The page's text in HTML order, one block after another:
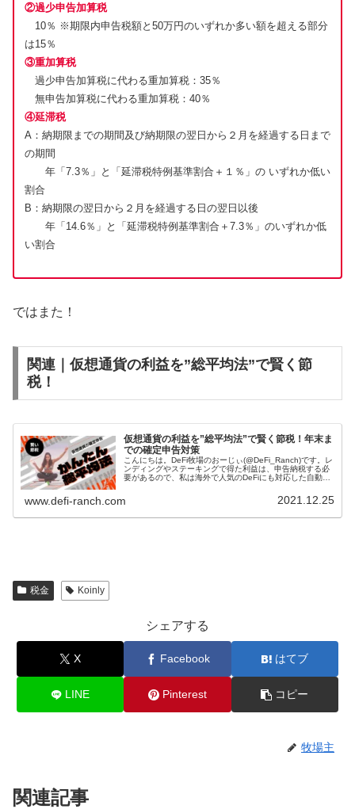
②過少申告加算税
10％ ※期限内申告税額と50万円のいずれか多い額を超える部分
は15％
③重加算税
過少申告加算税に代わる重加算税：35％
無申告加算税に代わる重加算税：40％
④延滞税
A：納期限までの期間及び納期限の翌日から２月を経過する日まで
の期間
年「7.3％」と「延滞税特例基準割合＋１％」の いずれか低い
割合
B：納期限の翌日から２月を経過する日の翌日以後
年「14.6％」と「延滞税特例基準割合＋7.3％」のいずれか低
い割合
ではまた！
関連｜仮想通貨の利益を”総平均法”で賢く節
税！
仮想通貨の利益を”総平均法”で賢く節税！年末ま
での確定申告対策
こんにちは。DeFi牧場のおーじぃ(@DeFi_Ranch)です。レ
ンディングやステーキングで得た利益は、申告納税する必
要があるので、私は海外で人気のDeFiにも対応した自動損
www.defi-ranch.com 2021.12.25
税金 Koinly
シェアする
X Facebook はてブ
LINE Pinterest コピー
牧場主
関連記事